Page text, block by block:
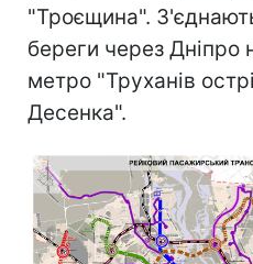
"Троєщина".
береги через Дніпро
метро "Труханів
Десенка".